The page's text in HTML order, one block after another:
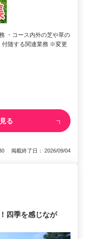
・コース内外の芝や草の
付随する関連業務 ※変更
る
掲載終了日： 2026/09/04
四季を感じなが